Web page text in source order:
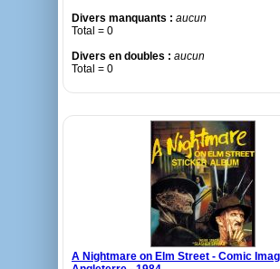
Divers manquants : aucun
Total = 0
Divers en doubles : aucun
Total = 0
A Nightmare on Elm Street - Comic